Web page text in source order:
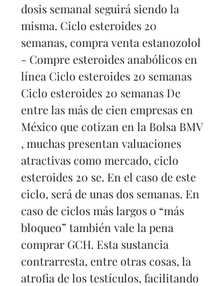
dosis semanal seguirá siendo la
misma. Ciclo esteroides 20
semanas, compra venta estanozolol
- Compre esteroides anabólicos en
línea Ciclo esteroides 20 semanas
Ciclo esteroides 20 semanas De
entre las más de cien empresas en
México que cotizan en la Bolsa BMV
, muchas presentan valuaciones
atractivas como mercado, ciclo
esteroides 20 se. En el caso de este
ciclo, será de unas dos semanas. En
caso de ciclos más largos o “más
bloqueo” también vale la pena
comprar GCH. Esta sustancia
contrarresta, entre otras cosas, la
atrofia de los testículos, facilitando